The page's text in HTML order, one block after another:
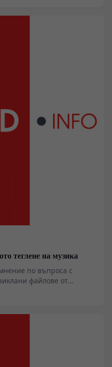
теглене на музика
по въпроса с
файлове от